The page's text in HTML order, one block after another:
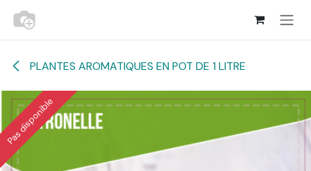
Se rendre au contenu
PLANTES AROMATIQUES EN POT DE 1 LITRE
Pas disponible